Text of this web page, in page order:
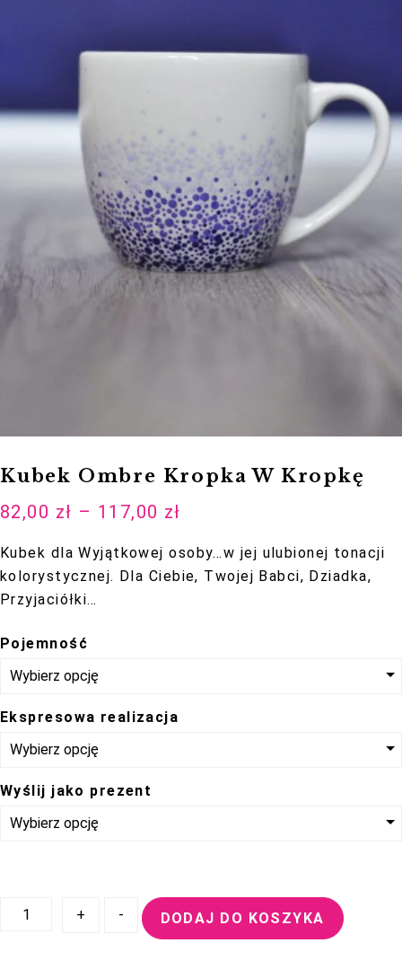
Kubek Ombre Kropka W Kropkę
82,00 zł – 117,00 zł
Kubek dla Wyjątkowej osoby…w jej ulubionej tonacji
kolorystycznej. Dla Ciebie, Twojej Babci, Dziadka,
Przyjaciółki…
Pojemność
Ekspresowa realizacja
Wyślij jako prezent
ilość
+ - DODAJ DO KOSZYKA
funkcjonalność
internetowej,
tego, jak
strona jest
Doświadczenie
przejścia na
nią. Jeśli
pliki cookie,
niektóre funkcje
znikną ze
internetowej.
Marketing
Udostępniając
zainteresowania i
zachowania
szansę na